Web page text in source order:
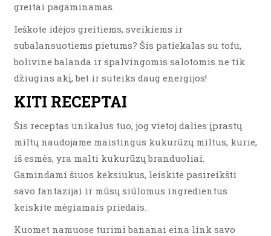
greitai pagaminamas.
Ieškote idėjos greitiems, sveikiems ir
subalansuotiems pietums? Šis patiekalas su tofu,
bolivine balanda ir spalvingomis salotomis ne tik
džiugins akį, bet ir suteiks daug energijos!
KITI RECEPTAI
Šis receptas unikalus tuo, jog vietoj dalies įprastų
miltų naudojame maistingus kukurūzų miltus, kurie,
iš esmės, yra malti kukurūzų branduoliai.
Gamindami šiuos keksiukus, leiskite pasireikšti
savo fantazijai ir mūsų siūlomus ingredientus
keiskite mėgiamais priedais.
Kuomet namuose turimi bananai eina link savo